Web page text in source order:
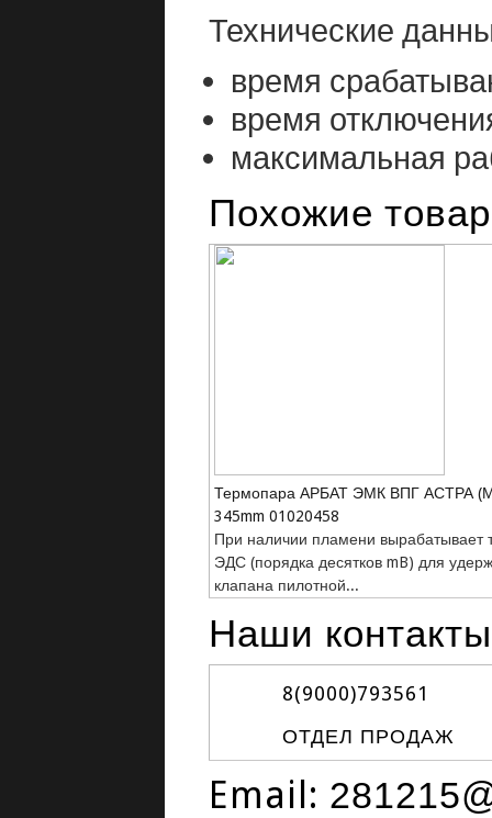
Технические
время
время
максимальная
Похожие
Термопара АРБАТ ЭМК ВПГ АСТРА
345mm 01020458
При наличии пламени вырабатывает
ЭДС (порядка десятков mB) для
клапана пилотной...
Наши контакты
8(9000)793561
ОТДЕЛ ПРОДАЖ
Email: